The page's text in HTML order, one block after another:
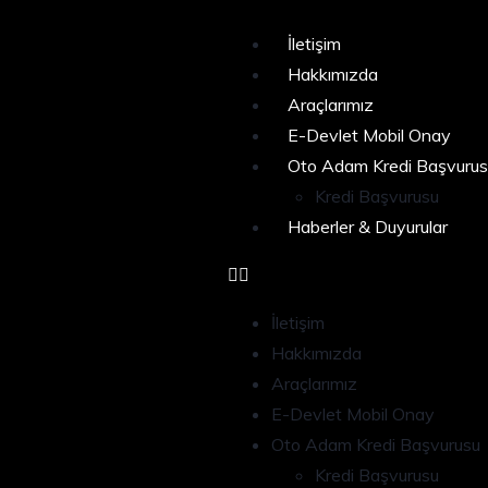
İletişim
Hakkımızda
Araçlarımız
E-Devlet Mobil Onay
Oto Adam Kredi
Kredi Başvurusu
Haberler & Duyurular
İletişim
Hakkımızda
Araçlarımız
E-Devlet Mobil Onay
Oto Adam Kredi Başvurusu
Kredi Başvurusu